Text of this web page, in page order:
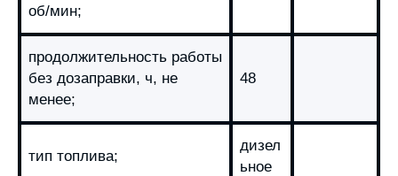
об/мин;
продолжительность работы
без дозаправки, ч, не
менее;
48
тип топлива;
дизел
ьное